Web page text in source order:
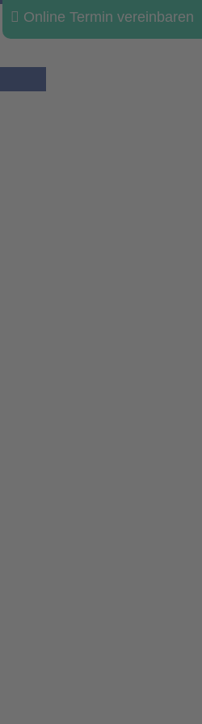
Online Termin vereinbaren